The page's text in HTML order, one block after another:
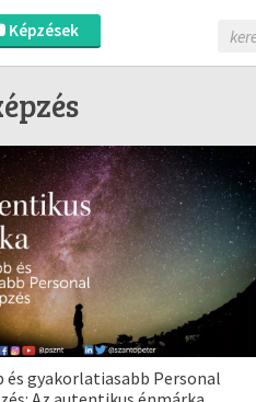
Képzések
és gyakorlatiasabb Personal